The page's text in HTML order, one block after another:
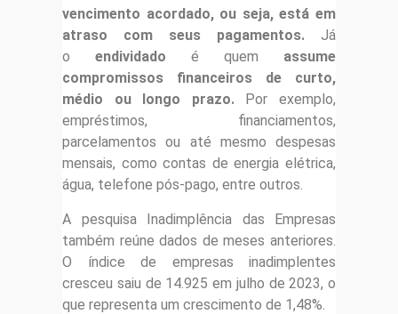
vencimento acordado, ou seja, está em
atraso com seus pagamentos. Já
o endividado é quem assume
compromissos financeiros de curto,
médio ou longo prazo.Por exemplo,
empréstimos, financiamentos,
parcelamentos ou até mesmo despesas
mensais, como contas de energia elétrica,
água, telefone pós-pago, entre outros.
A pesquisa Inadimplência das Empresas
também reúne dados de meses anteriores.
O índice de empresas inadimplentes
cresceu saiu de 14.925 em julho de 2023, o
que representa um crescimento de 1,48%.